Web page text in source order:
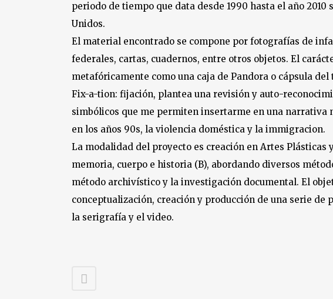
periodo de tiempo que data desde 1990 hasta el año
Unidos.
El material encontrado se compone por fotografías de
federales, cartas, cuadernos, entre otros objetos. El
metafóricamente como una caja de Pandora o cápsula del
Fix-a-tion: fijación, plantea una revisión y auto-
simbólicos que me permiten insertarme en una narrativa
en los años 90s, la violencia doméstica y la immigracion.
La modalidad del proyecto es creación en Artes
memoria, cuerpo e historia (B), abordando diversos
método archivístico y la investigación documental. El
conceptualización, creación y producción de una serie de
la serigrafía y el video.